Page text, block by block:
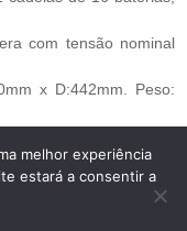
com tensão nominal
x D:442mm. Peso:
Todos os direitos
de Privacidade e
melhor experiência
estará a consentir a